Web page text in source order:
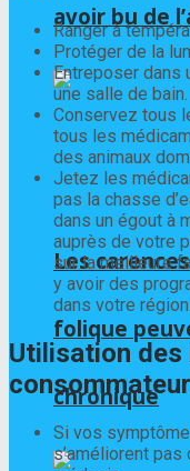
avoir bu de
Les
folique
chronique
Ranger à
Protéger de la
Entreposer dans
une salle de bain.
Conservez tous
tous les
des animaux
Jetez les
pas la chasse
dans un égout à
auprès de votre
sur la meilleure
y avoir des
dans votre région.
Utilisation
Si vos
s’améliorent pas